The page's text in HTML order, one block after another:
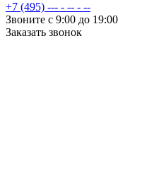
+7 (495) --- - -- - --
Звоните с 9:00 до 19:00
Заказать звонок